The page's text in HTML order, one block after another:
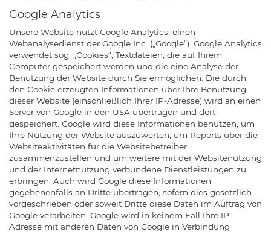
Google Analytics
Unsere Website nutzt Google Analytics, einen
Webanalysedienst der Google Inc. („Google“). Google Analytics
verwendet sog. „Cookies“, Textdateien, die auf Ihrem
Computer gespeichert werden und die eine Analyse der
Benutzung der Website durch Sie ermöglichen. Die durch
den Cookie erzeugten Informationen über Ihre Benutzung
dieser Website (einschließlich Ihrer IP-Adresse) wird an einen
Server von Google in den USA übertragen und dort
gespeichert. Google wird diese Informationen benutzen, um
Ihre Nutzung der Website auszuwerten, um Reports über die
Websiteaktivitäten für die Websitebetreiber
zusammenzustellen und um weitere mit der Websitenutzung
und der Internetnutzung verbundene Dienstleistungen zu
erbringen. Auch wird Google diese Informationen
gegebenenfalls an Dritte übertragen, sofern dies gesetzlich
vorgeschrieben oder soweit Dritte diese Daten im Auftrag von
Google verarbeiten. Google wird in keinem Fall Ihre IP-
Adresse mit anderen Daten von Google in Verbindung